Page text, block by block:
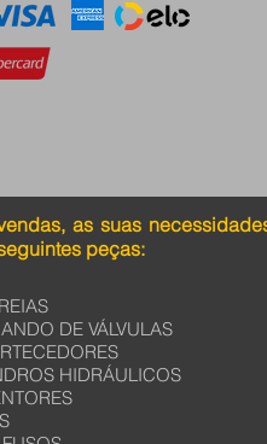
as suas
peças:
DE VÁLVULAS
HIDRÁULICOS